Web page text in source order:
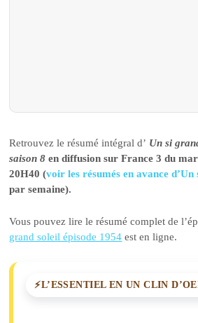
Retrouvez le résumé intégral d’ Un si
saison 8 en diffusion sur France 3 du
20H40 (voir les résumés en avance
par semaine).
Vous pouvez lire le résumé complet de
grand soleil épisode 1954 est en ligne.
L’ESSENTIEL EN UN CLIN